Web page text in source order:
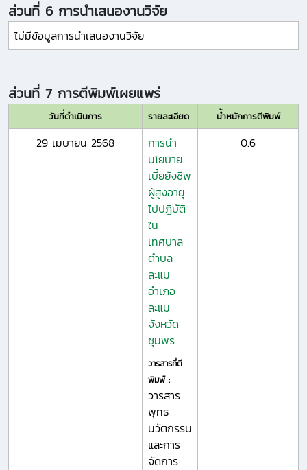
ส่วนที่ 6 การนำเสนองานวิจัย
ไม่มีข้อมูลการนำเสนองานวิจัย
ส่วนที่ 7 การตีพิมพ์เผยแพร่
วันที่ดำเนินการ รายละเอียด น้ำหนักการตีพิมพ์
29 เมษายน 2568
การนำ
นโยบาย
เบี้ยยังชีพ
ผู้สูงอายุ
ไปปฏิบัติ
ใน
เทศบาล
ตำบล
ละแม
อำเภอ
ละแม
จังหวัด
ชุมพร
วารสารที่ตี
พิมพ์ :
วารสาร
พุทธ
นวัตกรรม
และการ
จัดการ
0.6